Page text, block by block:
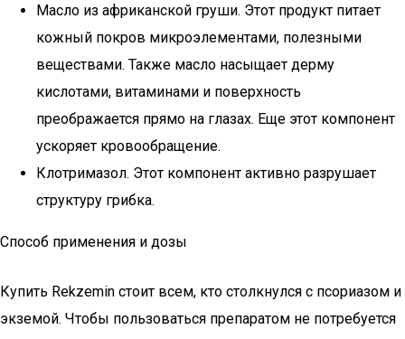
Масло из африканской груши. Этот продукт питает
кожный покров микроэлементами, полезными
веществами. Также масло насыщает дерму
кислотами, витаминами и поверхность
преображается прямо на глазах. Еще этот компонент
ускоряет кровообращение.
Клотримазол. Этот компонент активно разрушает
структуру грибка.
Способ применения и дозы
Купить Rekzemin стоит всем, кто столкнулся с псориазом и
экземой. Чтобы пользоваться препаратом не потребуется